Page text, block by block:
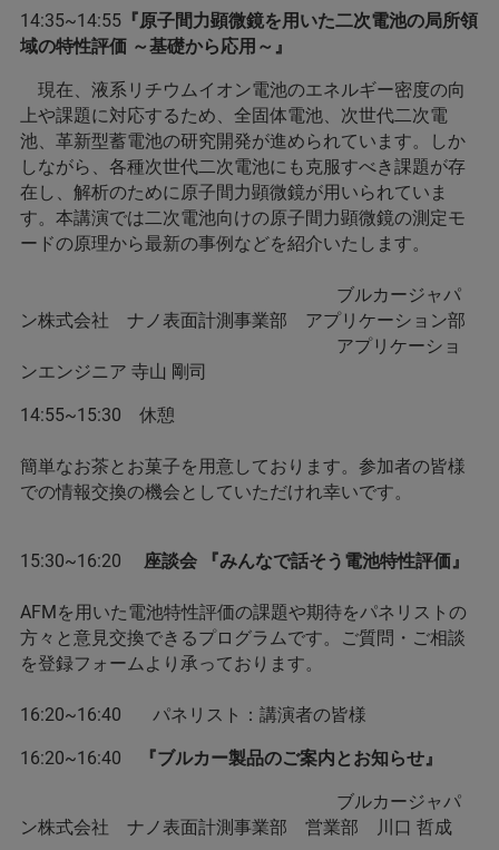
14:35~14:55 『原子間力顕微鏡を用いた二次電池の局所領
域の特性評価 ～基礎から応用～』
現在、液系リチウムイオン電池のエネルギー密度の向
上や課題に対応するため、全固体電池、次世代二次電
池、革新型蓄電池の研究開発が進められています。しか
しながら、各種次世代二次電池にも克服すべき課題が存
在し、解析のために原子間力顕微鏡が用いられていま
す。本講演では二次電池向けの原子間力顕微鏡の測定モ
ードの原理から最新の事例などを紹介いたします。
ブルカージャパ
ン株式会社 ナノ表面計測事業部 アプリケーション部
アプリケーショ
ンエンジニア 寺山 剛司
14:55~15:30 休憩
簡単なお茶とお菓子を用意しております。参加者の皆様
での情報交換の機会としていただけれ幸いです。
15:30~16:20 座談会 『みんなで話そう電池特性評価』
AFMを用いた電池特性評価の課題や期待をパネリストの
方々と意見交換できるプログラムです。ご質問・ご相談
を登録フォームより承っております。
16:20~16:40 パネリスト：講演者の皆様
16:20~16:40 『ブルカー製品のご案内とお知らせ』
ブルカージャパ
ン株式会社 ナノ表面計測事業部 営業部 川口 哲成